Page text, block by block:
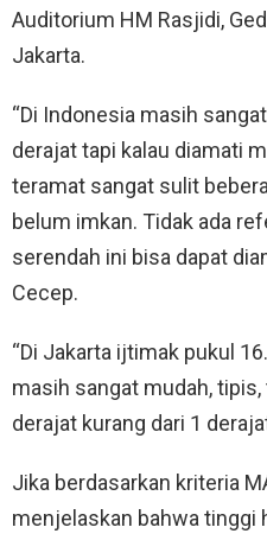
Auditorium HM Rasjidi,
Jakarta.
“Di Indonesia masih
derajat tapi kalau diamati
teramat sangat sulit
belum imkan. Tidak ada
serendah ini bisa dapat
Cecep.
“Di Jakarta ijtimak pukul
masih sangat mudah,
derajat kurang dari 1
Jika berdasarkan kriteria
menjelaskan bahwa tinggi